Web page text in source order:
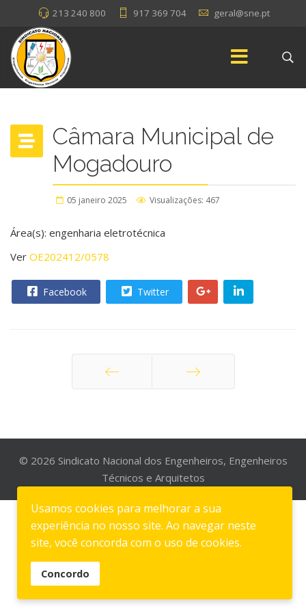
213 240 800 917 369 704 geral@sne.pt
Câmara Municipal de
Mogadouro
05 janeiro 2025 Visualizações: 467
Área(s): engenharia eletrotécnica
Ver OE202412/0578
Facebook Twitter
© 2026 Sindicato Nacional dos Engenheiros, Engenheiros
Técnicos e Arquitetos
Usamos cookies para melhorar a sua
experiência no nosso site. Ao navegar neste
site, você concorda com o uso de cookies.
Concordo